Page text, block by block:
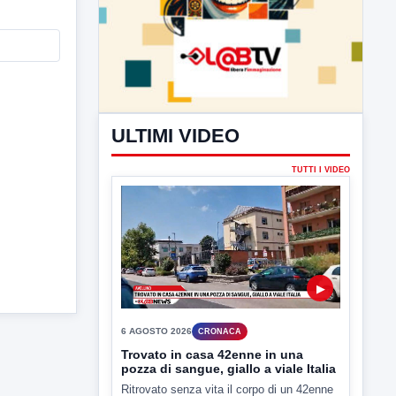
ULTIMI VIDEO
TUTTI I VIDEO
▶
6 AGOSTO 2026 CRONACA
Trovato in casa 42enne in una
pozza di sangue, giallo a viale Italia
Ritrovato senza vita il corpo di un 42enne